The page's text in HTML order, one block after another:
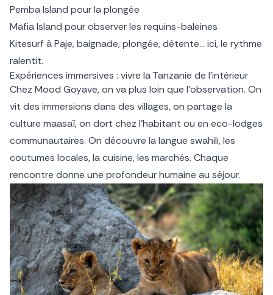
Pemba Island pour la plongée
Mafia Island pour observer les requins-baleines
Kitesurf à Paje, baignade, plongée, détente… ici, le rythme
ralentit.
Expériences immersives : vivre la Tanzanie de l’intérieur
Chez Mood Goyave, on va plus loin que l’observation. On
vit des immersions dans des villages, on partage la
culture maasaï, on dort chez l’habitant ou en eco-lodges
communautaires. On découvre la langue swahili, les
coutumes locales, la cuisine, les marchés. Chaque
rencontre donne une profondeur humaine au séjour.